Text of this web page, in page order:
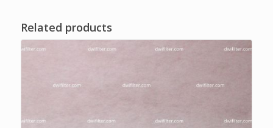
Related products